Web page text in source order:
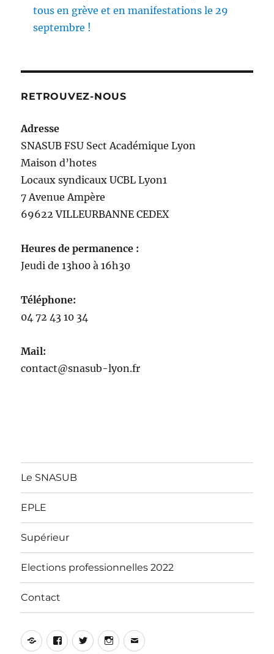
tous en grève et en manifestations le 29
septembre !
RETROUVEZ-NOUS
Adresse
SNASUB FSU Sect Académique Lyon
Maison d’hotes
Locaux syndicaux UCBL Lyon1
7 Avenue Ampère
69622 VILLEURBANNE CEDEX
Heures de permanence :
Jeudi de 13h00 à 16h30
Téléphone:
04 72 43 10 34
Mail:
contact@snasub-lyon.fr
Le SNASUB
EPLE
Supérieur
Elections professionnelles 2022
Contact
Yelp Facebook
TwitterInstagram
E-